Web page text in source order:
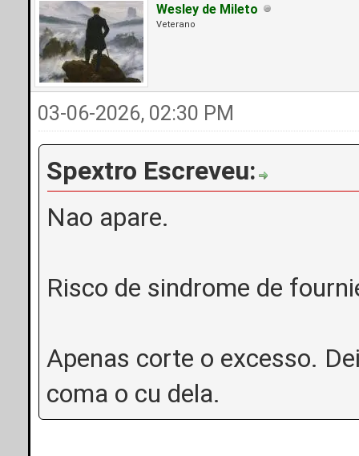
Wesley de Mileto
Veterano
03-06-2026, 02:30 PM
Spextro Escreveu:
Nao apare.
Risco de sindrome de
Apenas corte o excesso.
coma o cu dela.